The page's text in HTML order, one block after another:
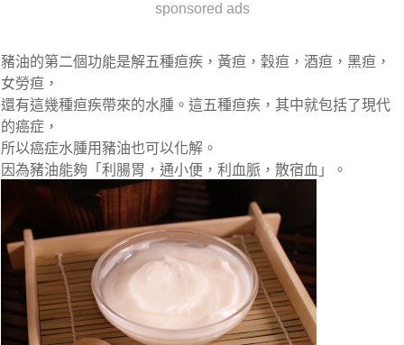
sponsored ads
豬油的第二個功能是解五種疸疾，黃疸，穀疸，酒疸，黑疸，
女勞疸，
還有這幾種疸疾帶來的水腫。這五種疸疾，其中就包括了現代
的癌症，
所以癌症水腫用豬油也可以化解。
因為豬油能夠「利腸胃，通小便，利血脈，散宿血」。